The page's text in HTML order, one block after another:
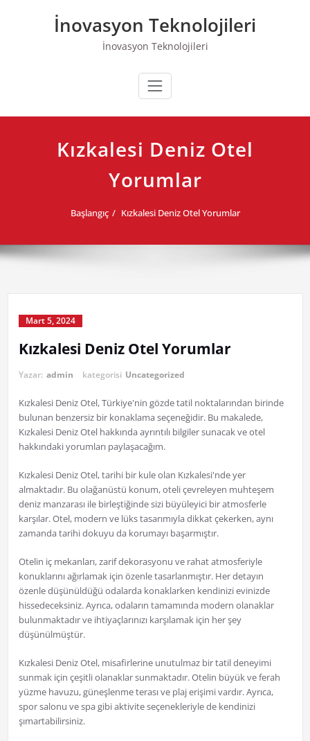
İnovasyon Teknolojileri
İnovasyon Teknolojileri
Kızkalesi Deniz Otel
Yorumlar
Başlangıç Kızkalesi Deniz Otel Yorumlar
Mart 5, 2024
Kızkalesi Deniz Otel Yorumlar
Yazar: admin kategorisi Uncategorized
Kızkalesi Deniz Otel, Türkiye'nin gözde tatil noktalarından birinde
bulunan benzersiz bir konaklama seçeneğidir. Bu makalede,
Kızkalesi Deniz Otel hakkında ayrıntılı bilgiler sunacak ve otel
hakkındaki yorumları paylaşacağım.
Kızkalesi Deniz Otel, tarihi bir kule olan Kızkalesi'nde yer
almaktadır. Bu olağanüstü konum, oteli çevreleyen muhteşem
deniz manzarası ile birleştiğinde sizi büyüleyici bir atmosferle
karşılar. Otel, modern ve lüks tasarımıyla dikkat çekerken, aynı
zamanda tarihi dokuyu da korumayı başarmıştır.
Otelin iç mekanları, zarif dekorasyonu ve rahat atmosferiyle
konuklarını ağırlamak için özenle tasarlanmıştır. Her detayın
özenle düşünüldüğü odalarda konaklarken kendinizi evinizde
hissedeceksiniz. Ayrıca, odaların tamamında modern olanaklar
bulunmaktadır ve ihtiyaçlarınızı karşılamak için her şey
düşünülmüştür.
Kızkalesi Deniz Otel, misafirlerine unutulmaz bir tatil deneyimi
sunmak için çeşitli olanaklar sunmaktadır. Otelin büyük ve ferah
yüzme havuzu, güneşlenme terası ve plaj erişimi vardır. Ayrıca,
spor salonu ve spa gibi aktivite seçenekleriyle de kendinizi
şımartabilirsiniz.